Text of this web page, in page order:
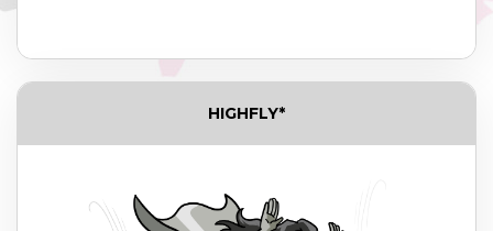
HIGHFLY*